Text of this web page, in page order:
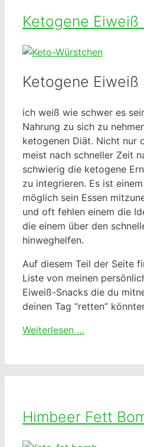
Ketogene Eiweiß
Ketogene Eiweiß
ich weiß wie schwer es
Nahrung zu sich zu
ketogenen Diät. Nicht nur
meist nach schneller Zeit
schwierig die ketogene
zu integrieren. Es ist
möglich sein Essen
und oft fehlen einem die
die einem über den
hinweghelfen.
Auf diesem Teil der Seite
Liste von meinen
Eiweiß-Snacks die du
deinen Tag “retten”
Weiterlesen …
Himbeer Fett